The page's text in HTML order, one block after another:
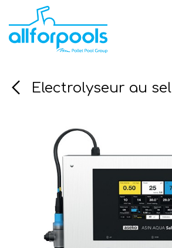
Se rendre au contenu
Electrolyseur au sel